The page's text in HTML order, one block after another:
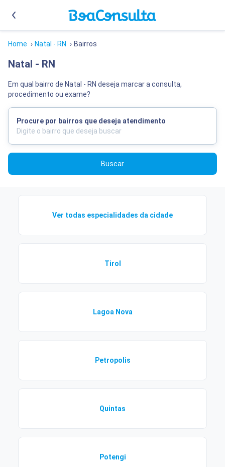
Home › Natal - RN › Bairros
Natal - RN
Em qual bairro de Natal - RN deseja marcar a consulta,
procedimento ou exame?
Procure por bairros que deseja atendimento
Buscar
Ver todas especialidades da cidade
Tirol
Lagoa Nova
Petropolis
Quintas
Potengi